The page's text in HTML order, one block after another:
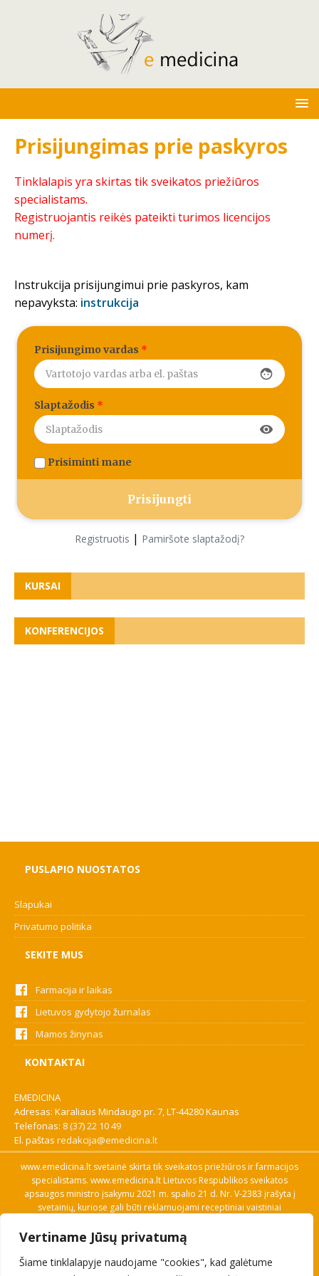
Vertiname Jūsų privatumą
Šiame tinklalapyje naudojame "cookies", kad galėtume
Prisijungimas prie paskyros
Tinklalapis yra skirtas tik sveikatos priežiūros
specialistams.
Registruojantis reikės pateikti turimos licencijos
numerį.
Instrukcija prisijungimui prie paskyros, kam
nepavyksta: instrukcija
Prisijungimo vardas *
face
Slaptažodis *
visibility
Prisiminti mane
Registruotis | Pamiršote slaptažodį?
KURSAI
KONFERENCIJOS
PUSLAPIO NUOSTATOS
Slapukai
Privatumo politika
SEKITE MUS
Farmacija ir laikas
Lietuvos gydytojo žurnalas
Mamos žinynas
KONTAKTAI
EMEDICINA
Adresas: Karaliaus Mindaugo pr. 7, LT-44280 Kaunas
Telefonas: 8 (37) 22 10 49
El. paštas redakcija@emedicina.lt
www.emedicina.lt svetainė skirta tik sveikatos priežiūros ir farmacijos
specialistams. www.emedicina.lt Lietuvos Respublikos sveikatos
apsaugos ministro įsakymu 2021 m. spalio 21 d. Nr. V-2383 įrašyta į
svetainių, kuriose gali būti reklamuojami receptiniai vaistiniai
savo profesinę kvalifikaciją. Naudingos nuorodos: Vaistų ir medicinos
pagalbos priemonių kainų paieška, VVKT tinklalapis, Sveikatos
priežiūros ar farmacijos specialisto pranešimo apie įtariamą